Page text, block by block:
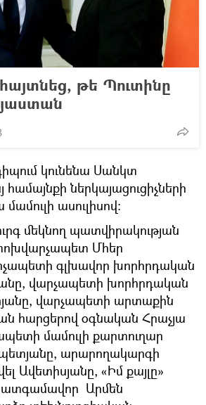
թե Պուտինը
կունենա Սանկտ
ներկայացուցիչների
ասուլիսով:
մեկնող պատվիրակության
Մհեր
գլխավոր խորհրդական
վարչապետի խորհրդական
վարչապետի արտաքին
հարցերով օգնական Հրաչյա
մամուլի քարտուղար
արարողակարգի
Ավետիսյանը, «Իմ քայլը»
Արմեն